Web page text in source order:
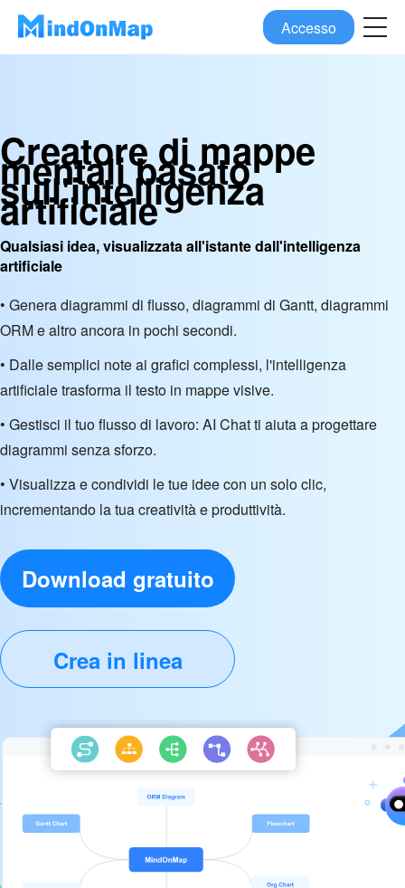
Accesso
Creatore di mappe
mentali basato
sull'intelligenza
artificiale
Qualsiasi idea, visualizzata all'istante dall'intelligenza
artificiale
• Genera diagrammi di flusso, diagrammi di Gantt, diagrammi
ORM e altro ancora in pochi secondi.
• Dalle semplici note ai grafici complessi, l'intelligenza
artificiale trasforma il testo in mappe visive.
• Gestisci il tuo flusso di lavoro: AI Chat ti aiuta a progettare
diagrammi senza sforzo.
• Visualizza e condividi le tue idee con un solo clic,
incrementando la tua creatività e produttività.
Download gratuito
Crea in linea